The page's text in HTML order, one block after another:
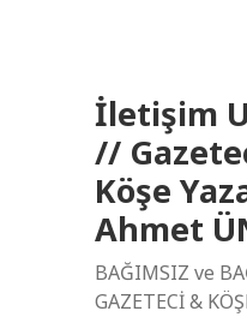
İletişim
//
Köşe
Ahmet
BAĞIMSIZ ve
GAZETECİ &